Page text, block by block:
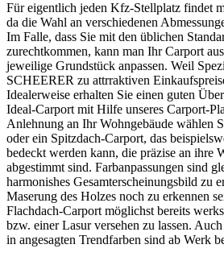
Für eigentlich jeden Kfz-Stellplatz findet
da die Wahl an verschiedenen
Im Falle, dass Sie mit den üblichen
zurechtkommen, kann man Ihr Carport
jeweilige Grundstück anpassen. Weil
SCHEERER zu attrraktiven
Idealerweise erhalten Sie einen guten
Ideal-Carport mit Hilfe unseres Carport-
Anlehnung an Ihr Wohngebäude wählen
oder ein Spitzdach-Carport, das
bedeckt werden kann, die präzise an ihre
abgestimmt sind. Farbanpassungen sind
harmonishes Gesamterscheinungsbild zu
Maserung des Holzes noch zu erkennen
Flachdach-Carport möglichst bereits
bzw. einer Lasur versehen zu lassen.
in angesagten Trendfarben sind ab Werk